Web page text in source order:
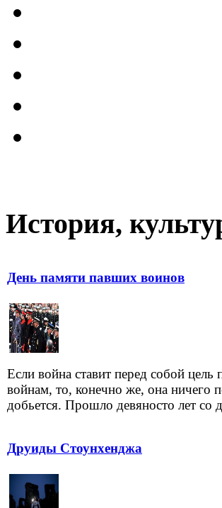
История,
День памяти павших воинов
Если война ставит перед собой цель
войнам, то, конечно же, она ничего
добьется. Прошло девяносто лет со
Друиды Стоунхенджа